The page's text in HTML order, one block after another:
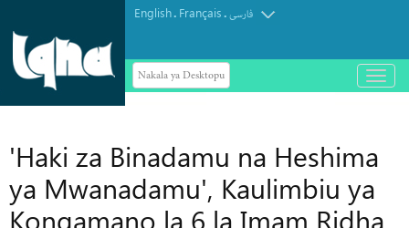
English. Français.فارسی
Nakala ya Desktopu
باز
و
'Haki za Binadamu na Heshima
ya Mwanadamu', Kaulimbiu ya
Kongamano la 6 la Imam Ridha